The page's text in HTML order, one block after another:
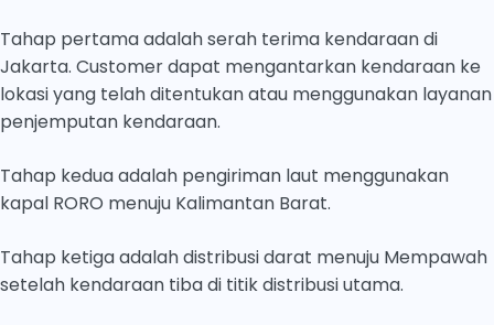
Tahap pertama adalah serah terima kendaraan di
Jakarta. Customer dapat mengantarkan kendaraan ke
lokasi yang telah ditentukan atau menggunakan layanan
penjemputan kendaraan.
Tahap kedua adalah pengiriman laut menggunakan
kapal RORO menuju Kalimantan Barat.
Tahap ketiga adalah distribusi darat menuju Mempawah
setelah kendaraan tiba di titik distribusi utama.